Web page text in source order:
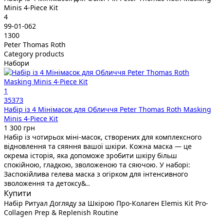
Minis 4-Piece Kit
4
99-01-062
1300
Peter Thomas Roth
Category products
Набори
1
35373
Набір із 4 Мінімасок для Обличчя Peter Thomas Roth Masking
Minis 4-Piece Kit
1 300 грн
Набір із чотирьох міні-масок, створених для комплексного
відновлення та сяяння вашої шкіри. Кожна маска — це
окрема історія, яка допоможе зробити шкіру більш
спокійною, гладкою, зволоженою та сяючою. У наборі:
Заспокійлива гелева маска з огірком для інтенсивного
зволоження та детоксу&..
Купити
Набір Ритуал Догляду за Шкірою Про-Колаген Elemis Kit Pro-
Collagen Prep & Replenish Routine